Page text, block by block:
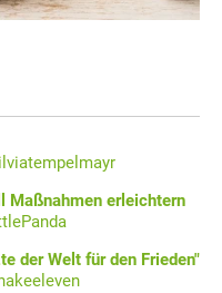
Maßnahmen erleichtern
der Welt für den Frieden"